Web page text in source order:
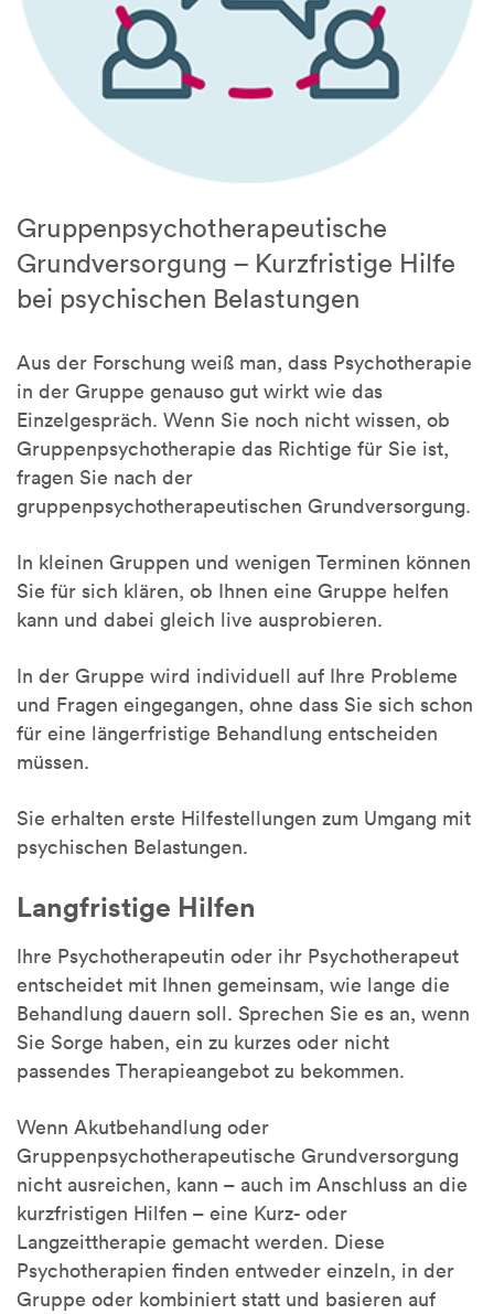
Gruppenpsychotherapeutische
Grundversorgung – Kurzfristige Hilfe
bei psychischen Belastungen
Aus der Forschung weiß man, dass Psychotherapie
in der Gruppe genauso gut wirkt wie das
Einzelgespräch. Wenn Sie noch nicht wissen, ob
Gruppenpsychotherapie das Richtige für Sie ist,
fragen Sie nach der
gruppenpsychotherapeutischen Grundversorgung.
In kleinen Gruppen und wenigen Terminen können
Sie für sich klären, ob Ihnen eine Gruppe helfen
kann und dabei gleich live ausprobieren.
In der Gruppe wird individuell auf Ihre Probleme
und Fragen eingegangen, ohne dass Sie sich schon
für eine längerfristige Behandlung entscheiden
müssen.
Sie erhalten erste Hilfestellungen zum Umgang mit
psychischen Belastungen.
Langfristige Hilfen
Ihre Psychotherapeutin oder ihr Psychotherapeut
entscheidet mit Ihnen gemeinsam, wie lange die
Behandlung dauern soll. Sprechen Sie es an, wenn
Sie Sorge haben, ein zu kurzes oder nicht
passendes Therapieangebot zu bekommen.
Wenn Akutbehandlung oder
Gruppenpsychotherapeutische Grundversorgung
nicht ausreichen, kann – auch im Anschluss an die
kurzfristigen Hilfen – eine Kurz- oder
Langzeittherapie gemacht werden. Diese
Psychotherapien finden entweder einzeln, in der
Gruppe oder kombiniert statt und basieren auf